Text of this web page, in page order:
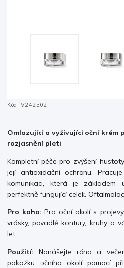
Kód: V242502
Omlazující a vyživující oční krém
rozjasnění pleti
Kompletní péče pro zvýšení
její antioxidační ochranu.
komunikaci, která je
perfektně fungující celek.
Pro koho:Pro oční okolí s
vrásky, povadlé kontury, kruhy a
let.
Použití:Nanášejte ráno a
pokožku očního okolí pomocí